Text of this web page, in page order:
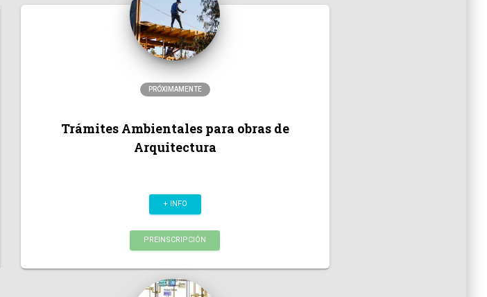
PRÓXIMAMENTE
Trámites Ambientales para obras de
Arquitectura
+ INFO
PREINSCRIPCIÓN